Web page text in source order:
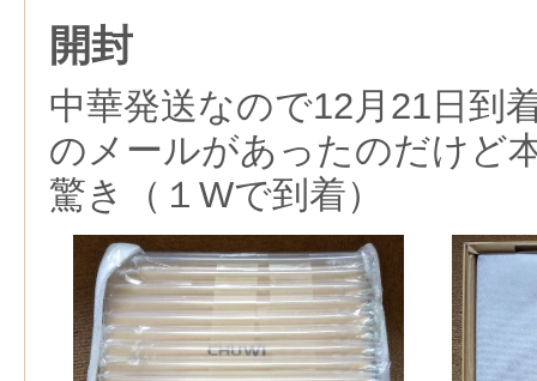
開封
中華発送なので12月21日到
のメールがあったのだけど
驚き（１Wで到着）